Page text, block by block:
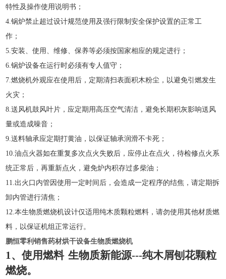
特性及操作使用说明书；
4.锅炉禁止超过设计规范使用及强行限制安全保护设置的正常工
作；
5.安装、使用、维修、保养等必须按国家相应的规定进行；
6.锅炉设备在运行时必须有专人值守；
7.燃烧机外观应在使用后，定期清扫表面积木粉尘，以避免引燃发生
火灾；
8.送风机鼓风叶片，应定期用高压空气清洁，避免长期积灰影响送风
量或造成噪音；
9.送料轴承应定期打黄油，以保证轴承润滑不卡死；
10.油点火器如在重复多次点火失败后，应停止在点火，待检修点火系
统正常后，再重新点火，避免炉内积存过多柴油；
11.出火口内管因使用一定时间后，会造成一定程序的结焦，请定期拆
卸内管进行清焦；
12.本生物质燃烧机设计仅适用纯木质颗粒燃料，请勿使用其他材质燃
料，以保证机组正常运行。
鹏恒零利销售药材烘干设备生物质燃烧机
1、使用燃料 生物质新能源---纯木屑刨花颗粒
燃烧。